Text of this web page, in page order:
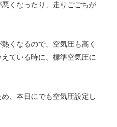
くなったり、走りごごちが
くなるので、空気圧も高く
ている時に、標準空気圧に
、本日にでも空気圧設定し